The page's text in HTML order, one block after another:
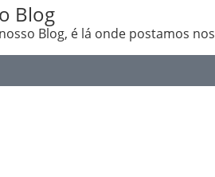
Blog
Blog, é lá onde postamos